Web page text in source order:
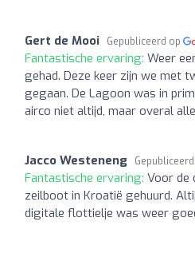
Gert de Mooi Gepubliceerd op
Fantastische ervaring: Weer
gehad. Deze keer zijn we met
gegaan. De Lagoon was in
airco niet altijd, maar overal
Jacco Westeneng
Fantastische ervaring: Voor de
zeilboot in Kroatië gehuurd.
digitale flottielje was weer